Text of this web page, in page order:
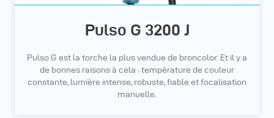
Pulso G 3200 J
Pulso G est la torche la plus vendue de broncolor. Et il y a
de bonnes raisons à cela : température de couleur
constante, lumière intense, robuste, fiable et focalisation
manuelle.